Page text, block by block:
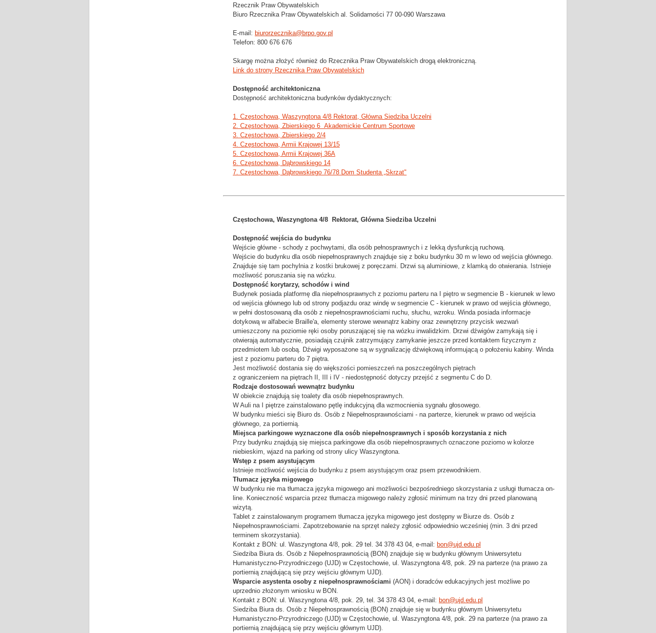
Rzecznik Praw Obywatelskich
Biuro Rzecznika Praw Obywatelskich al. Solidarności 77 00-090 Warszawa
E-mail: biurorzecznika@brpo.gov.pl
Telefon: 800 676 676
Skargę można złożyć również do Rzecznika Praw Obywatelskich drogą elektroniczną.
Link do strony Rzecznika Praw Obywatelskich
Dostępność architektoniczna
Dostępność architektoniczna budynków dydaktycznych:
1. Częstochowa, Waszyngtona 4/8 Rektorat, Główna Siedziba Uczelni
2. Częstochowa, Zbierskiego 6 Akademickie Centrum Sportowe
3. Częstochowa, Zbierskiego 2/4
4. Częstochowa, Armii Krajowej 13/15
5. Częstochowa, Armii Krajowej 36A
6. Częstochowa, Dąbrowskiego 14
7. Częstochowa, Dąbrowskiego 76/78 Dom Studenta „Skrzat"
Częstochowa, Waszyngtona 4/8 Rektorat, Główna Siedziba Uczelni
Dostępność wejścia do budynku
Wejście główne - schody z pochwytami, dla osób pełnosprawnych i z lekką dysfunkcją ruchową.
Wejście do budynku dla osób niepełnosprawnych znajduje się z boku budynku 30 m w lewo od wejścia głównego.
Znajduje się tam pochylnia z kostki brukowej z poręczami. Drzwi są aluminiowe, z klamką do otwierania. Istnieje
możliwość poruszania się na wózku.
Dostępność korytarzy, schodów i wind
Budynek posiada platformę dla niepełnosprawnych z poziomu parteru na I piętro w segmencie B - kierunek w lewo
od wejścia głównego lub od strony podjazdu oraz windę w segmencie C - kierunek w prawo od wejścia głównego,
w pełni dostosowaną dla osób z niepełnosprawnościami ruchu, słuchu, wzroku. Winda posiada informacje
dotykową w alfabecie Braille'a, elementy sterowe wewnątrz kabiny oraz zewnętrzny przycisk wezwań
umieszczony na poziomie ręki osoby poruszającej się na wózku inwalidzkim. Drzwi dźwigów zamykają się i
otwierają automatycznie, posiadają czujnik zatrzymujący zamykanie jeszcze przed kontaktem fizycznym z
przedmiotem lub osobą. Dźwigi wyposażone są w sygnalizację dźwiękową informującą o położeniu kabiny. Winda
jest z poziomu parteru do 7 piętra.
Jest możliwość dostania się do większości pomieszczeń na poszczególnych piętrach
z ograniczeniem na piętrach II, III i IV - niedostępność dotyczy przejść z segmentu C do D.
Rodzaje dostosowań wewnątrz budynku
W obiekcie znajdują się toalety dla osób niepełnosprawnych.
W Auli na I piętrze zainstalowano pętlę indukcyjną dla wzmocnienia sygnału głosowego.
W budynku mieści się Biuro ds. Osób z Niepełnosprawnościami - na parterze, kierunek w prawo od wejścia
głównego, za portiernią.
Miejsca parkingowe wyznaczone dla osób niepełnosprawnych i sposób korzystania z nich
Przy budynku znajdują się miejsca parkingowe dla osób niepełnosprawnych oznaczone poziomo w kolorze
niebieskim, wjazd na parking od strony ulicy Waszyngtona.
Wstęp z psem asystującym
Istnieje możliwość wejścia do budynku z psem asystującym oraz psem przewodnikiem.
Tłumacz języka migowego
W budynku nie ma tłumacza języka migowego ani możliwości bezpośredniego skorzystania z usługi tłumacza on-
line. Konieczność wsparcia przez tłumacza migowego należy zgłosić minimum na trzy dni przed planowaną
wizytą.
Tablet z zainstalowanym programem tłumacza języka migowego jest dostępny w Biurze ds. Osób z
Niepełnosprawnościami. Zapotrzebowanie na sprzęt należy zgłosić odpowiednio wcześniej (min. 3 dni przed
terminem skorzystania).
Kontakt z BON: ul. Waszyngtona 4/8, pok. 29 tel. 34 378 43 04, e-mail: bon@ujd.edu.pl
Siedziba Biura ds. Osób z Niepełnosprawnością (BON) znajduje się w budynku głównym Uniwersytetu
Humanistyczno-Przyrodniczego (UJD) w Częstochowie, ul. Waszyngtona 4/8, pok. 29 na parterze (na prawo za
portiernią znajdującą się przy wejściu głównym UJD).
Wsparcie asystenta osoby z niepełnosprawnościami (AON) i doradców edukacyjnych jest możliwe po
uprzednio złożonym wniosku w BON.
Kontakt z BON: ul. Waszyngtona 4/8, pok. 29, tel. 34 378 43 04, e-mail: bon@ujd.edu.pl
Siedziba Biura ds. Osób z Niepełnosprawnością (BON) znajduje się w budynku głównym Uniwersytetu
Humanistyczno-Przyrodniczego (UJD) w Częstochowie, ul. Waszyngtona 4/8, pok. 29 na parterze (na prawo za
portiernią znajdującą się przy wejściu głównym UJD).